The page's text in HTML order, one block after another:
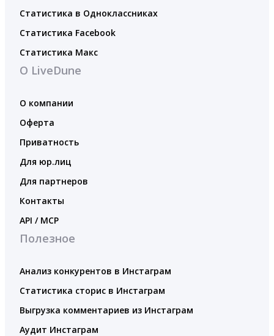
Статистика в Одноклассниках
Статистика Facebook
Статистика Макс
О LiveDune
О компании
Оферта
Приватность
Для юр.лиц
Для партнеров
Контакты
API / MCP
Полезное
Анализ конкурентов в Инстаграм
Статистика сторис в Инстаграм
Выгрузка комментариев из Инстаграм
Аудит Инстаграм